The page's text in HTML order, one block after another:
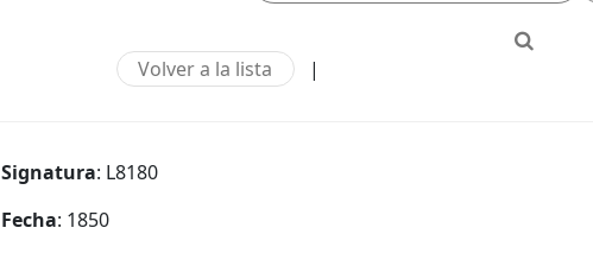
Volver a la lista |
Signatura: L8180
Fecha: 1850